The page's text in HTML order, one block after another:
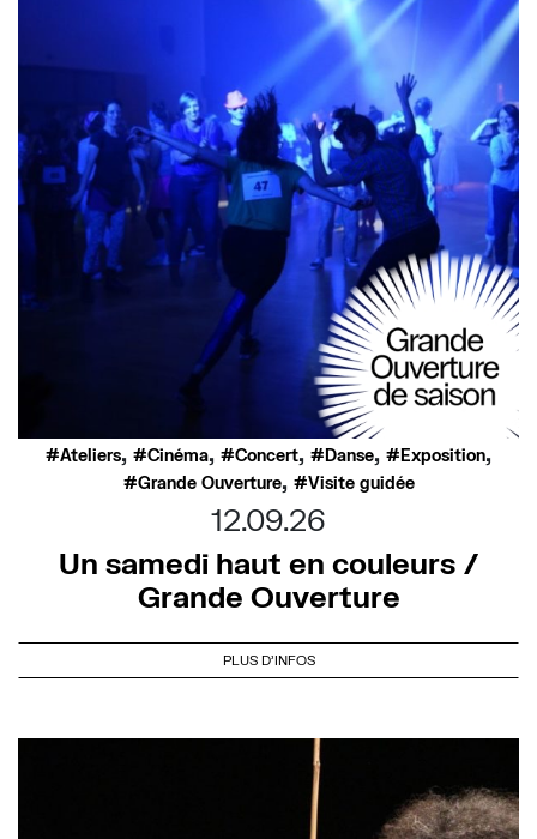
Ateliers, Cinéma, Concert, Danse, Exposition,
Grande Ouverture, Visite guidée
12.09.26
Un samedi haut en couleurs /
Grande Ouverture
PLUS D'INFOS